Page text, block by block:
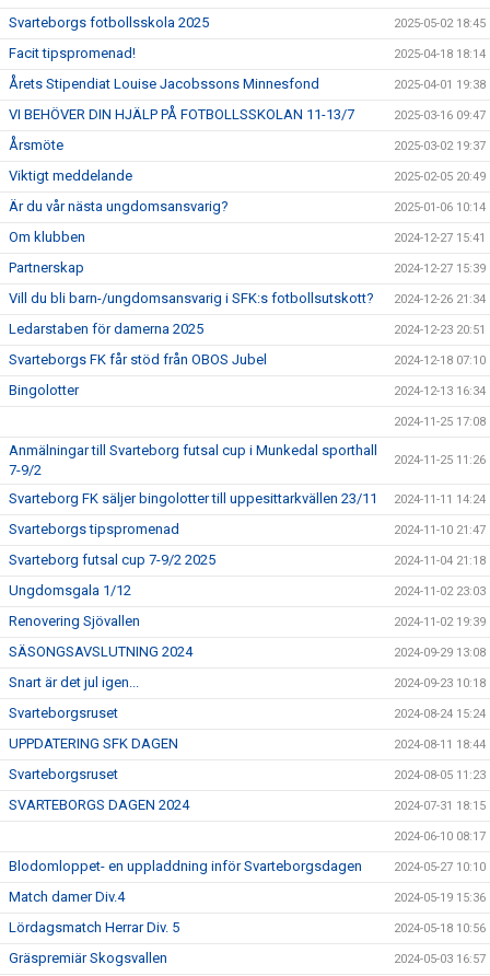
Svarteborgs fotbollsskola 2025 2025-05-02 18:45
Facit tipspromenad! 2025-04-18 18:14
Årets Stipendiat Louise Jacobssons Minnesfond 2025-04-01 19:38
VI BEHÖVER DIN HJÄLP PÅ FOTBOLLSSKOLAN 11-13/7 2025-03-16 09:47
Årsmöte 2025-03-02 19:37
Viktigt meddelande 2025-02-05 20:49
Är du vår nästa ungdomsansvarig? 2025-01-06 10:14
Om klubben 2024-12-27 15:41
Partnerskap 2024-12-27 15:39
Vill du bli barn-/ungdomsansvarig i SFK:s fotbollsutskott? 2024-12-26 21:34
Ledarstaben för damerna 2025 2024-12-23 20:51
Svarteborgs FK får stöd från OBOS Jubel 2024-12-18 07:10
Bingolotter 2024-12-13 16:34
2024-11-25 17:08
Anmälningar till Svarteborg futsal cup i Munkedal sporthall
7-9/2
2024-11-25 11:26
Svarteborg FK säljer bingolotter till uppesittarkvällen 23/11 2024-11-11 14:24
Svarteborgs tipspromenad 2024-11-10 21:47
Svarteborg futsal cup 7-9/2 2025 2024-11-04 21:18
Ungdomsgala 1/12 2024-11-02 23:03
Renovering Sjövallen 2024-11-02 19:39
SÄSONGSAVSLUTNING 2024 2024-09-29 13:08
Snart är det jul igen... 2024-09-23 10:18
Svarteborgsruset 2024-08-24 15:24
UPPDATERING SFK DAGEN 2024-08-11 18:44
Svarteborgsruset 2024-08-05 11:23
SVARTEBORGS DAGEN 2024 2024-07-31 18:15
2024-06-10 08:17
Blodomloppet- en uppladdning inför Svarteborgsdagen 2024-05-27 10:10
Match damer Div.4 2024-05-19 15:36
Lördagsmatch Herrar Div. 5 2024-05-18 10:56
Gräspremiär Skogsvallen 2024-05-03 16:57